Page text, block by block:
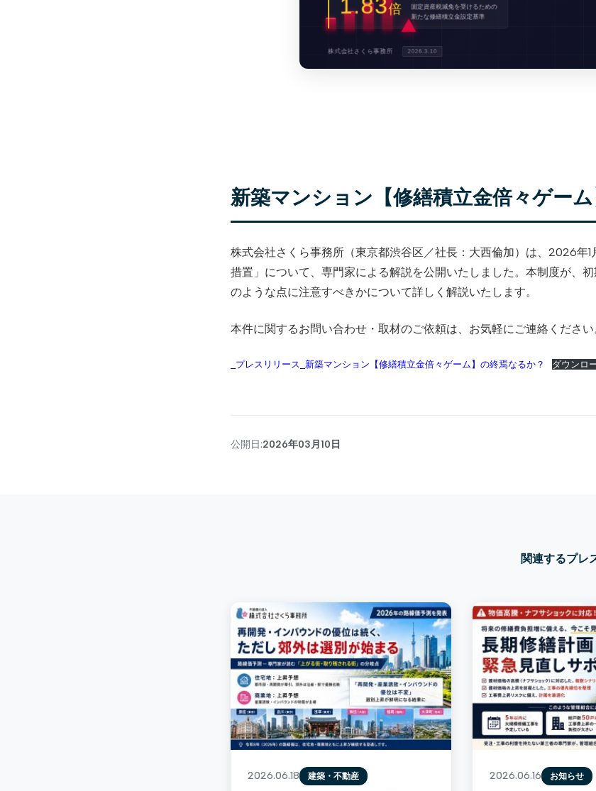
新築マンション【修繕積立金倍々ゲー
株式会社さくら事務所（東京都渋谷区／社長：大西倫加）は、2026年
措置」について、専門家による解説を公開いたしました。本制度が、
のような点に注意すべきかについて詳しく解説いたします。
本件に関するお問い合わせ・取材のご依頼は、お気軽にご連絡ください
_プレスリリース_新築マンション【修繕積立金倍々ゲーム】の終焉なるか？ ダウンロ
公開日:2026年03月10日
関連するプレ
2026.06.18 建築・不動産 2026.06.16 お知らせ